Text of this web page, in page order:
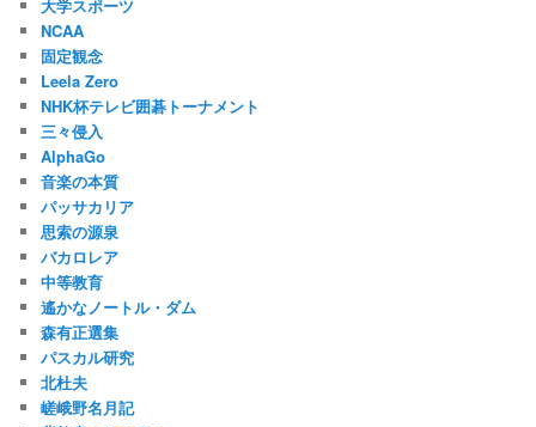
大学スポーツ
NCAA
固定観念
Leela Zero
NHK杯テレビ囲碁トーナメント
三々侵入
AlphaGo
音楽の本質
パッサカリア
思索の源泉
バカロレア
中等教育
遙かなノートル・ダム
森有正選集
パスカル研究
北杜夫
嵯峨野名月記